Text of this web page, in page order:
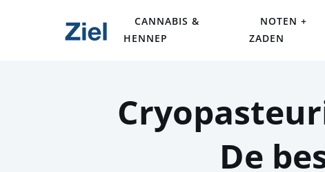
CANNABIS &
HENNEP
NOTEN +
ZADEN
De